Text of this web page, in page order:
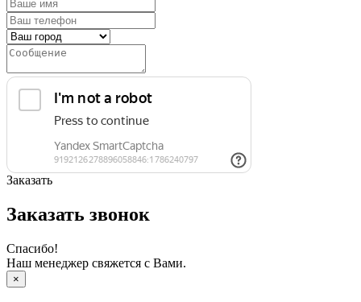
Заказать
Заказать звонок
Спасибо!
Наш менеджер свяжется с Вами.
×